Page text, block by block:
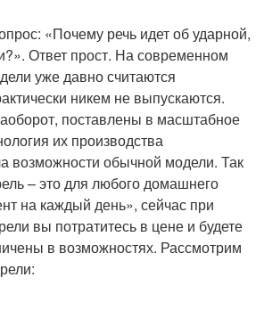
«Почему речь идет об ударной,
Ответ прост. На современном
уже давно считаются
никем не выпускаются.
поставлены в масштабное
их производства
возможности обычной модели. Так
– это для любого домашнего
на каждый день», сейчас при
вы потратитесь в цене и будете
в возможностях. Рассмотрим